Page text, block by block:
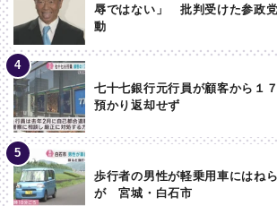
辱ではない」 批判受けた参政
動
七十七銀行元行員が顧客から１
預かり返却せず
歩行者の男性が軽乗用車にはね
が 宮城・白石市